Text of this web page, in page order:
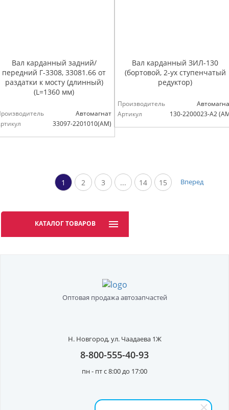
Вал карданный задний/
передний Г-3308, 33081.66 от
раздатки к мосту (длинный)
(L=1360 мм)
Автомагнат
33097-2201010(АМ)
Вал карданный ЗИЛ-130
(бортовой, 2-ух ступенчатый
редуктор)
Производитель
Артикул
130-2200023-А2
Вперед
1 2 3 ... 14 15
КАТАЛОГ ТОВАРОВ
Оптовая продажа автозапчастей
Н. Новгород,ул. Чаадаева 1Ж
8-800-555-40-93
пн - пт с 8:00 до 17:00